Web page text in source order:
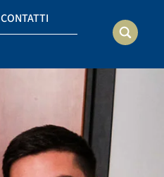
CONTATTI